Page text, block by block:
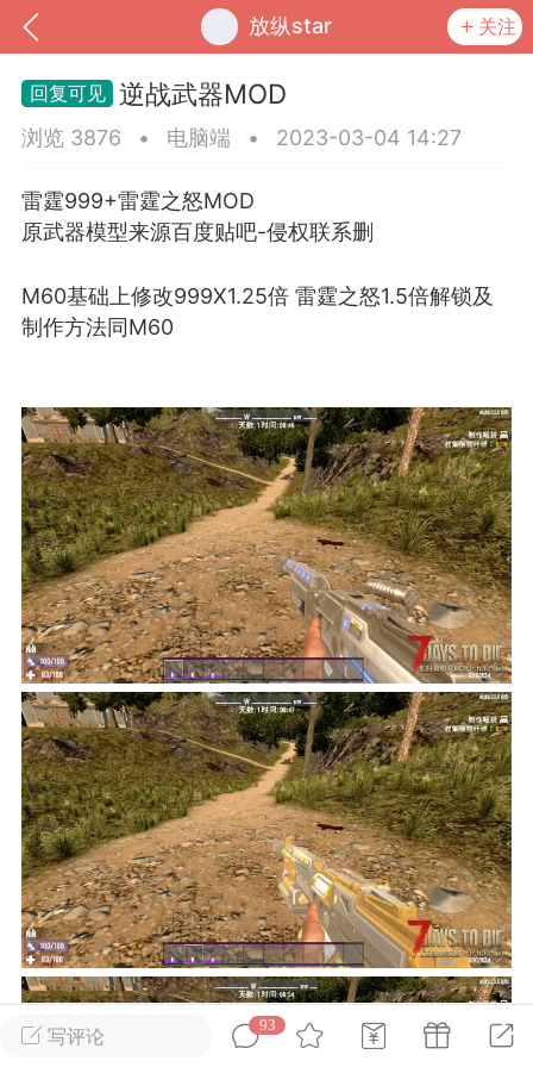
放纵star 关注
MOD下载 攻略教程 联机招募
大人
Lv.8
02-10 15:45
电脑端 其他&工具
卖挂
禁止发布联机可用的作弊模组，
单机辅助引流私下售卖服务器外挂！
作弊模组的发布规范近期收到一些信息
作弊模组在联机服务器使用,为了维护游
环境，中文网特此发布以下声明，规范
模组的发布行为：1. *...
汉
71 2.19w
大人
Lv.8
写评论
93
逆战武器MOD
浏览 3876 • 电脑端 • 2023-03-04 14:27
雷霆999+雷霆之怒MOD
原武器模型来源百度贴吧-侵权联系删
M60基础上修改999X1.25倍 雷霆之怒1.5倍解锁及
制作方法同M60